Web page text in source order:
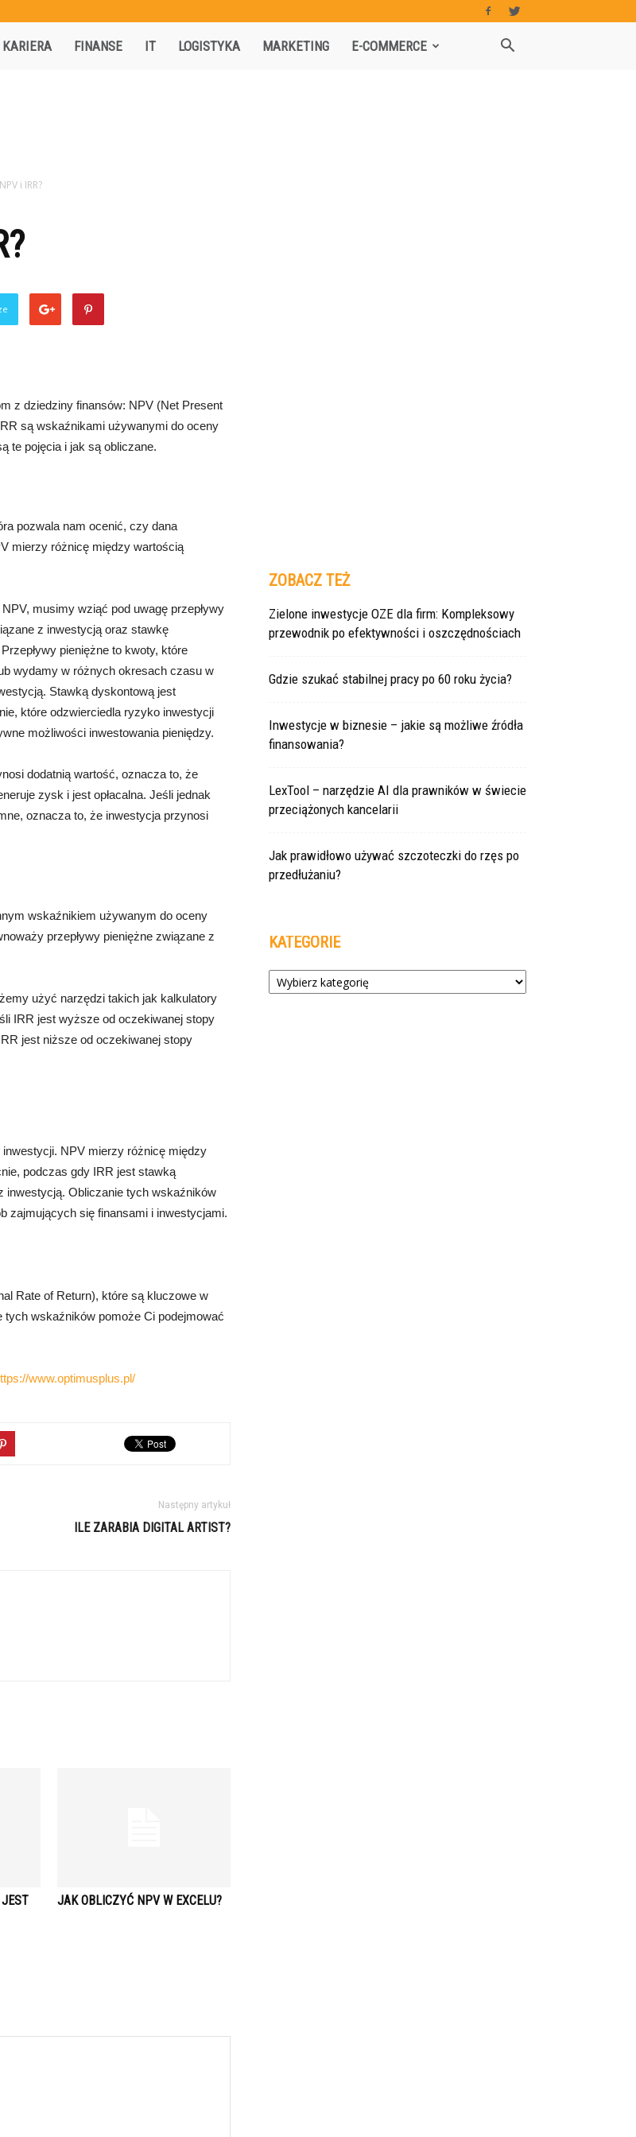
KARIERA FINANSE IT LOGISTYKA MARKETING E-COMMERCE
i IRR?
z dziedziny finansów: NPV (Net Present
są wskaźnikami używanymi do oceny
te pojęcia i jak są obliczane.
pozwala nam ocenić, czy dana
mierzy różnicę między wartością
musimy wziąć pod uwagę przepływy
z inwestycją oraz stawkę
pieniężne to kwoty, które
wydamy w różnych okresach czasu w
Stawką dyskontową jest
które odzwierciedla ryzyko inwestycji
możliwości inwestowania pieniędzy.
dodatnią wartość, oznacza to, że
zysk i jest opłacalna. Jeśli jednak
oznacza to, że inwestycja przynosi
wskaźnikiem używanym do oceny
przepływy pieniężne związane z
użyć narzędzi takich jak kalkulatory
IRR jest wyższe od oczekiwanej stopy
jest niższe od oczekiwanej stopy
NPV mierzy różnicę między
podczas gdy IRR jest stawką
inwestycją. Obliczanie tych wskaźników
zajmujących się finansami i inwestycjami.
Rate of Return), które są kluczowe w
tych wskaźników pomoże Ci podejmować
www.optimusplus.pl/
Następny artykuł
ILE ZARABIA DIGITAL ARTIST?
JAK OBLICZYĆ NPV W EXCELU?
ZOBACZ TEŻ
Zielone inwestycje OZE dla firm: Kompleksowy
przewodnik po efektywności i oszczędnościach
Gdzie szukać stabilnej pracy po 60 roku życia?
Inwestycje w biznesie – jakie są możliwe źródła
finansowania?
LexTool – narzędzie AI dla prawników w świecie
przeciążonych kancelarii
Jak prawidłowo używać szczoteczki do rzęs po
przedłużaniu?
KATEGORIE
Kategorie